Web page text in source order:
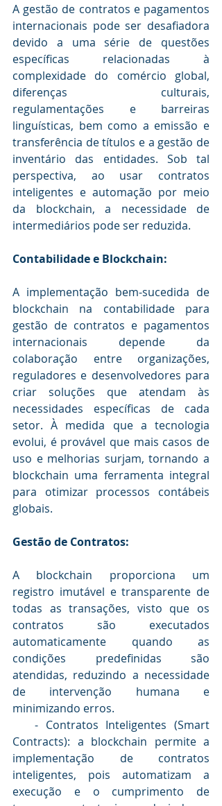
A gestão de contratos e pagamentos
internacionais pode ser desafiadora
devido a uma série de questões
específicas relacionadas à
complexidade do comércio global,
diferenças culturais,
regulamentações e barreiras
linguísticas, bem como a emissão e
transferência de títulos e a gestão de
inventário das entidades. Sob tal
perspectiva, ao usar contratos
inteligentes e automação por meio
da blockchain, a necessidade de
intermediários pode ser reduzida.
Contabilidade e Blockchain:
A implementação bem-sucedida de
blockchain na contabilidade para
gestão de contratos e pagamentos
internacionais depende da
colaboração entre organizações,
reguladores e desenvolvedores para
criar soluções que atendam às
necessidades específicas de cada
setor. À medida que a tecnologia
evolui, é provável que mais casos de
uso e melhorias surjam, tornando a
blockchain uma ferramenta integral
para otimizar processos contábeis
globais.
Gestão de Contratos:
A blockchain proporciona um
registro imutável e transparente de
todas as transações, visto que os
contratos são executados
automaticamente quando as
condições predefinidas são
atendidas, reduzindo a necessidade
de intervenção humana e
minimizando erros.
- Contratos Inteligentes (Smart
Contracts): a blockchain permite a
implementação de contratos
inteligentes, pois automatizam a
execução e o cumprimento de